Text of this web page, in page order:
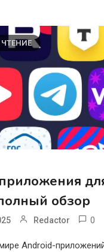
обзор
Redactor 0
Android-